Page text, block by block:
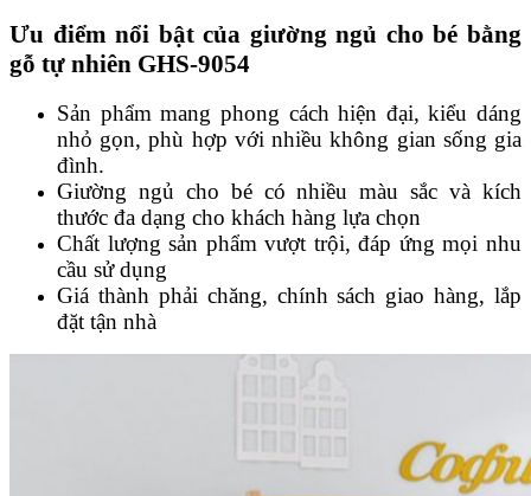
Ưu điểm nổi bật của giường ngủ cho bé bằng
gỗ tự nhiên GHS-9054
Sản phẩm mang phong cách hiện đại, kiểu dáng
nhỏ gọn, phù hợp với nhiều không gian sống gia
đình.
Giường ngủ cho bé có nhiều màu sắc và kích
thước đa dạng cho khách hàng lựa chọn
Chất lượng sản phẩm vượt trội, đáp ứng mọi nhu
cầu sử dụng
Giá thành phải chăng, chính sách giao hàng, lắp
đặt tận nhà